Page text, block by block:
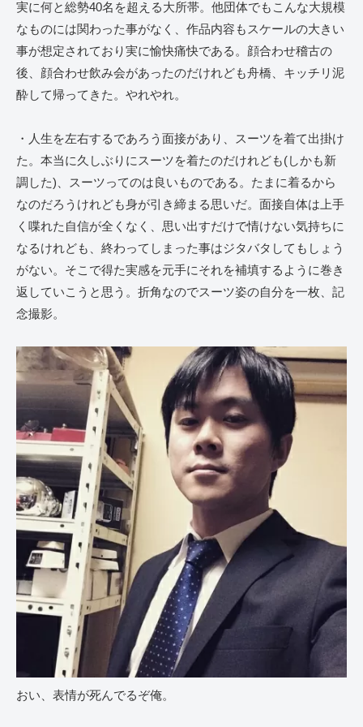
実に何と総勢40名を超える大所帯。他団体でもこんな大規模
なものには関わった事がなく、作品内容もスケールの大きい
事が想定されており実に愉快痛快である。顔合わせ稽古の
後、顔合わせ飲み会があったのだけれども舟橋、キッチリ泥
酔して帰ってきた。やれやれ。
・人生を左右するであろう面接があり、スーツを着て出掛け
た。本当に久しぶりにスーツを着たのだけれども(しかも新
調した)、スーツってのは良いものである。たまに着るから
なのだろうけれども身が引き締まる思いだ。面接自体は上手
く喋れた自信が全くなく、思い出すだけで情けない気持ちに
なるけれども、終わってしまった事はジタバタしてもしょう
がない。そこで得た実感を元手にそれを補填するように巻き
返していこうと思う。折角なのでスーツ姿の自分を一枚、記
念撮影。
おい、表情が死んでるぞ俺。